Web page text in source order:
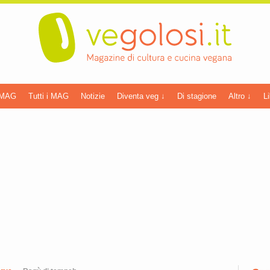
Tutti i MAG Notizie Diventa veg ↓ Di stagione Altro ↓